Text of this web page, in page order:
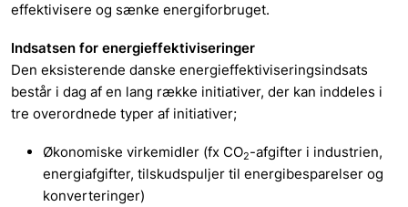
effektivisere og sænke energiforbruget.
Indsatsen for energieffektiviseringer
Den eksisterende danske energieffektiviseringsindsats
består i dag af en lang række initiativer, der kan inddeles i
tre overordnede typer af initiativer;
Økonomiske virkemidler (fx CO2-afgifter i industrien,
energiafgifter, tilskudspuljer til energibesparelser og
konverteringer)